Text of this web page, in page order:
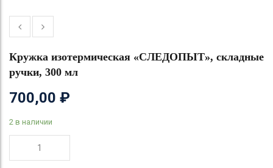
Кружка изотермическая «СЛЕДОПЫТ», складные
ручки, 300 мл
700,00 ₽
2 в наличии